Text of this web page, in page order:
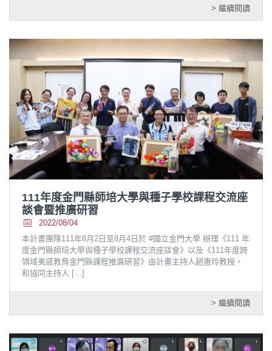
> 繼續閱讀
111年度金門縣師培大學與種子學校課程交流座
談會暨推廣研習
2022/08/04
本計畫團隊111年8月2日至8月4日於 #國立金門大學 辦理《111 年
度金門縣師培大學與種子學校課程交流座談會》以及《111年度跨
領域美感教育金門縣課程推廣研習》由計畫主持人趙惠玲教授，
和協同主持人 […]
> 繼續閱讀